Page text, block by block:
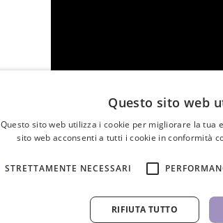
Questo prodotto
Questo sito web
Questo sito web utilizza i cookie per migliorare la tua
sito web acconsenti a tutti i cookie in conformità
STRETTAMENTE NECESSARI
RIFIUTA TUTTO